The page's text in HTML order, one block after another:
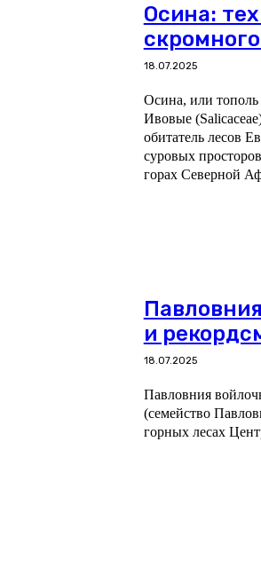
Осина:
18.07.2025
Осина, или
Ивовые
обитатель лесов
суровых
горах Северной
и
18.07.2025
Павловния
(семейство
горных лесах